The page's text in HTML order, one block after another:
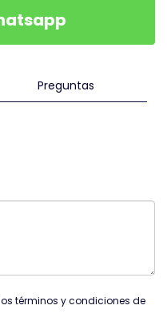
Preguntas
términos y condiciones de